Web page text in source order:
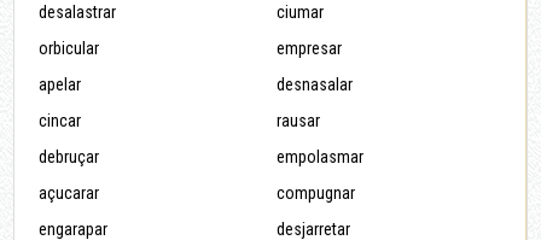
desalastrar
ciumar
orbicular
empresar
apelar
desnasalar
cincar
rausar
debruçar
empolasmar
açucarar
compugnar
engarapar
desjarretar